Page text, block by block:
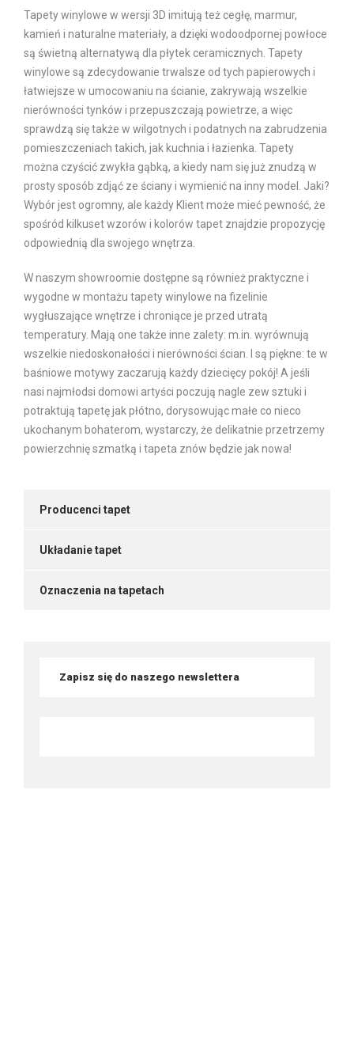
Tapety winylowe w wersji 3D imitują też cegłę, marmur,
kamień i naturalne materiały, a dzięki wodoodpornej powłoce
są świetną alternatywą dla płytek ceramicznych. Tapety
winylowe są zdecydowanie trwalsze od tych papierowych i
łatwiejsze w umocowaniu na ścianie, zakrywają wszelkie
nierówności tynków i przepuszczają powietrze, a więc
sprawdzą się także w wilgotnych i podatnych na zabrudzenia
pomieszczeniach takich, jak kuchnia i łazienka. Tapety
można czyścić zwykła gąbką, a kiedy nam się już znudzą w
prosty sposób zdjąć ze ściany i wymienić na inny model. Jaki?
Wybór jest ogromny, ale każdy Klient może mieć pewność, że
spośród kilkuset wzorów i kolorów tapet znajdzie propozycję
odpowiednią dla swojego wnętrza.
W naszym showroomie dostępne są również praktyczne i
wygodne w montażu tapety winylowe na fizelinie
wygłuszające wnętrze i chroniące je przed utratą
temperatury. Mają one także inne zalety: m.in. wyrównują
wszelkie niedoskonałości i nierówności ścian. I są piękne: te w
baśniowe motywy zaczarują każdy dziecięcy pokój! A jeśli
nasi najmłodsi domowi artyści poczują nagle zew sztuki i
potraktują tapetę jak płótno, dorysowując małe co nieco
ukochanym bohaterom, wystarczy, że delikatnie przetrzemy
powierzchnię szmatką i tapeta znów będzie jak nowa!
Producenci tapet
Układanie tapet
Oznaczenia na tapetach